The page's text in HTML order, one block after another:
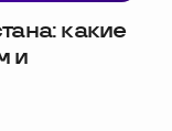
какие
и